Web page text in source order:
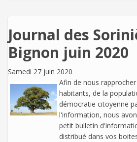
Journal des
Bignon juin 2020
Samedi 27 juin 2020
Afin de nous
habitants, de la
démocratie citoyenne
l'information, nous
petit bulletin
distribué dans vos